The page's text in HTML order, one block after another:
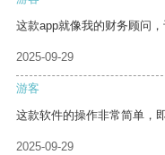
这款app就像我的财务顾问，
2025-09-29
游客
这款软件的操作非常简单，
2025-09-29